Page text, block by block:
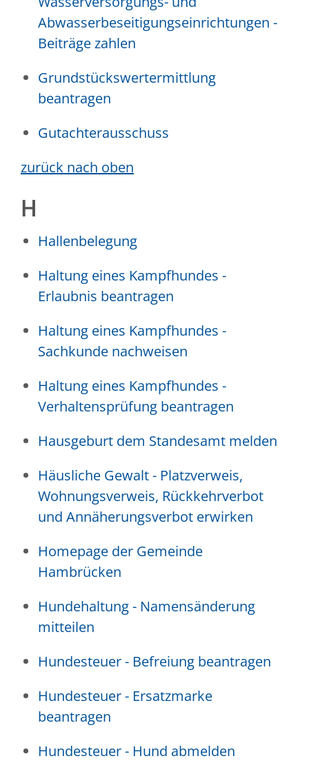
Abwasserbeseitigungseinrichtungen -
Beiträge zahlen
Grundstückswertermittlung
beantragen
Gutachterausschuss
zurück nach oben
H
Hallenbelegung
Haltung eines Kampfhundes -
Erlaubnis beantragen
Haltung eines Kampfhundes -
Sachkunde nachweisen
Haltung eines Kampfhundes -
Verhaltensprüfung beantragen
Hausgeburt dem Standesamt melden
Häusliche Gewalt - Platzverweis,
Wohnungsverweis, Rückkehrverbot
und Annäherungsverbot erwirken
Homepage der Gemeinde
Hambrücken
Hundehaltung - Namensänderung
mitteilen
Hundesteuer - Befreiung beantragen
Hundesteuer - Ersatzmarke
beantragen
Hundesteuer - Hund abmelden